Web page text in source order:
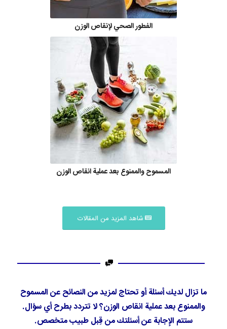
الفطور الصحي لإنقاص الوزن
المسموح والممنوع بعد عملية انقاص الوزن
شاهد المزيد من المقالات
ما تزال لديك أسئلة أو تحتاج لمزيد من النصائح عن المسموح
والممنوع بعد عملية انقاص الوزن؟ لا تتردد بطرح أي سؤال.
ستتم الإجابة عن أسئلتك من قِبل طبيب متخصص.